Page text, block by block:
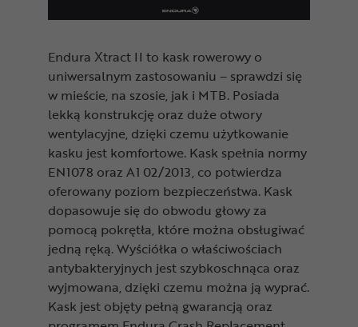
Endura Xtract II to kask rowerowy o
uniwersalnym zastosowaniu – sprawdzi się
w mieście, na szosie, jak i MTB. Posiada
lekką konstrukcję oraz duże otwory
wentylacyjne, dzięki czemu użytkowanie
kasku jest komfortowe. Kask spełnia normy
EN1078 oraz A1 02/2013, co potwierdza
oferowany poziom bezpieczeństwa. Kask
dopasowuje się do obwodu głowy za
pomocą pokrętła, które można obsługiwać
jedną ręką. Wyściółka o właściwościach
antybakteryjnych jest szybkoschnąca oraz
wyjmowana, dzięki czemu można ją wyprać.
Kask jest objęty pełną gwarancją oraz